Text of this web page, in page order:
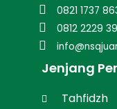
0821 1737
0812 2229
Jenjang
Tahfidzh